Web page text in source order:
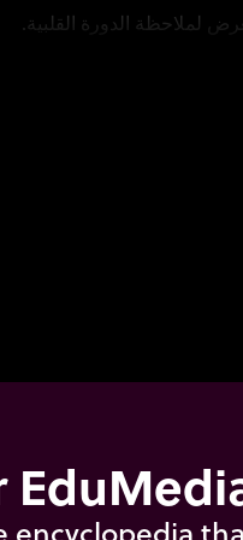
لملاحظة الدورة القلبية.